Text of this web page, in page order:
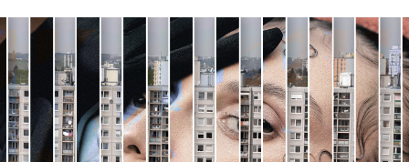
Pro děti
edu
Vše o ČT